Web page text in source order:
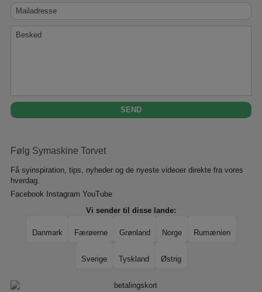
Mailadresse
Besked
Følg Symaskine Torvet
Få syinspiration, tips, nyheder og de nyeste videoer direkte fra vores
hverdag.
Facebook
Instagram YouTube
Vi sender til disse lande:
Danmark Færøerne Grønland Norge Rumænien
Sverige Tyskland Østrig